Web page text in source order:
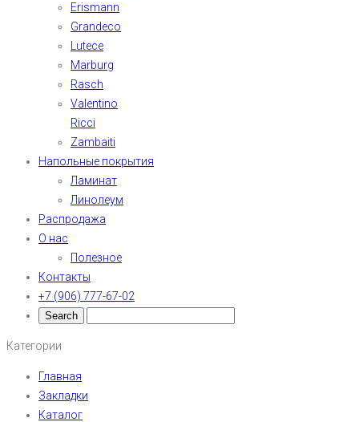
Erismann
Grandeco
Lutece
Marburg
Rasch
Valentino
Ricci
Zambaiti
Напольные покрытия
Ламинат
Линолеум
Распродажа
О нас
Полезное
Контакты
+7 (906) 777-67-02
Категории
Главная
Закладки
Каталог